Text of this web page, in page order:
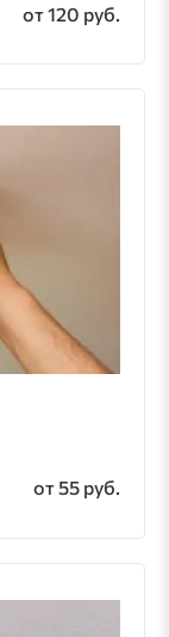
от 120 руб.
от 55 руб.